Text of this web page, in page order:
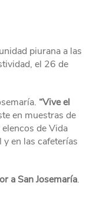
piurana a las
el 26 de
“Vive el
en muestras de
de Vida
en las cafeterías
a San Josemaría.